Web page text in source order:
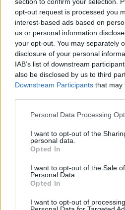
opt-out request is processed you
interest-based ads based on
us or personal information
your opt-out. You may separately
disclosure of your personal
IAB’s list of downstream
also be disclosed by us to third
Downstream Participants that may
Personal Data Processing
I want to opt-out of the
personal data.
Opted In
I want to opt-out of the Sale
Personal Data.
Opted In
I want to opt-out of
Nike